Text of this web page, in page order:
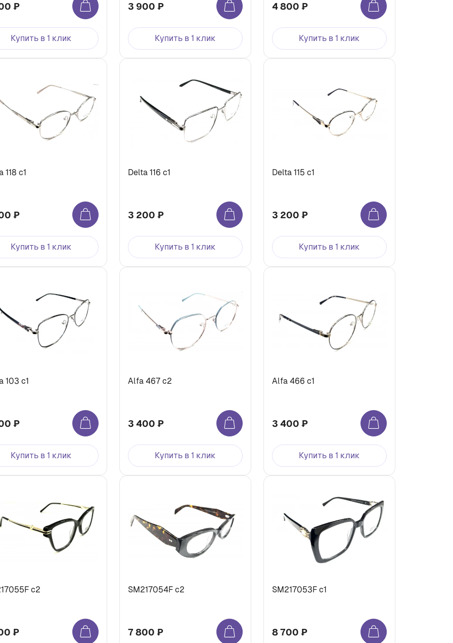
₽
Купить в 1 клик
3 900 ₽
Купить в 1 клик
4 800 ₽
Купить в 1 клик
118 с1
₽
Купить в 1 клик
Delta 116 с1
3 200 ₽
Купить в 1 клик
Delta 115 с1
3 200 ₽
Купить в 1 клик
103 с1
₽
Купить в 1 клик
Alfa 467 с2
3 400 ₽
Купить в 1 клик
Alfa 466 с1
3 400 ₽
Купить в 1 клик
c2
₽
SM217054F c2
7 800 ₽
SM217053F c1
8 700 ₽